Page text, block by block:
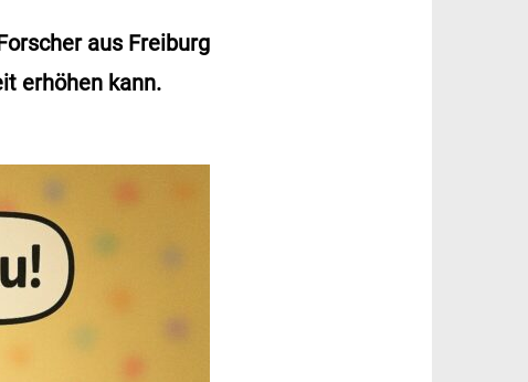
aus Freiburg
erhöhen kann.